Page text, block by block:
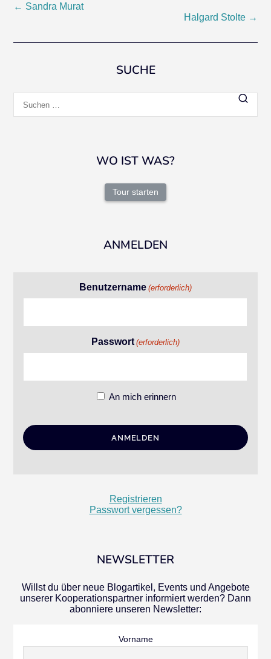
Beitragsnavigation
← Sandra Murat
Halgard Stolte →
SUCHE
nach:
WO IST WAS?
Tour starten
ANMELDEN
Benutzername (erforderlich)
Passwort (erforderlich)
An mich erinnern
Registrieren
Passwort vergessen?
NEWSLETTER
Willst du über neue Blogartikel, Events und Angebote
unserer Kooperationspartner informiert werden? Dann
abonniere unseren Newsletter:
Vorname